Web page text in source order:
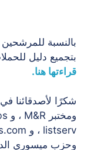
بالنسبة
بتجميع دليل
قراءتها هنا.
شكرًا لأصدقائنا في
وحزب ميسوري